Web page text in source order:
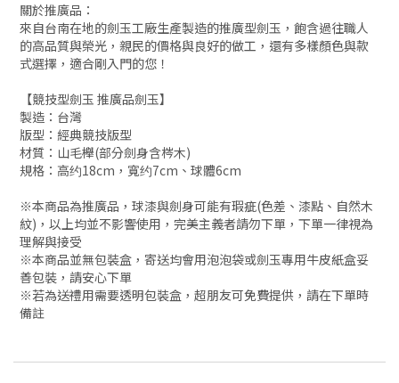
關於推廣品：
來自台南在地的劍玉工廠生產製造的推廣型劍玉，飽含過往職人
的高品質與榮光，親民的價格與良好的做工，還有多樣顏色與款
式選擇，適合剛入門的您！
【競技型劍玉 推廣品劍玉】
製造：台灣
版型：經典競技版型
材質：山毛櫸(部分劍身含梣木)
規格：高约18cm，寬约7cm、球體6cm
※本商品為推廣品，球漆與劍身可能有瑕疵(色差、漆點、自然木
紋)，以上均並不影響使用，完美主義者請勿下單，下單一律視為
理解與接受
※本商品並無包裝盒，寄送均會用泡泡袋或劍玉專用牛皮紙盒妥
善包裝，請安心下單
※若為送禮用需要透明包裝盒，超朋友可免費提供，請在下單時
備註